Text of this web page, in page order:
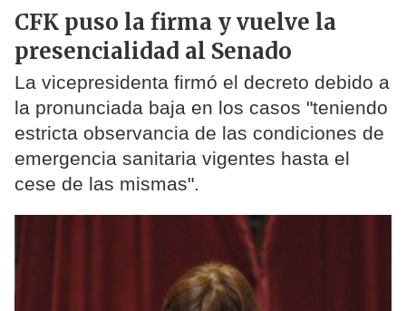
CFK puso la firma y vuelve la
presencialidad al Senado
La vicepresidenta firmó el decreto debido a
la pronunciada baja en los casos "teniendo
estricta observancia de las condiciones de
emergencia sanitaria vigentes hasta el
cese de las mismas".